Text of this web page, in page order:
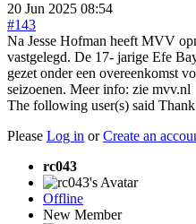
20 Jun 2025 08:54
#143
Na Jesse Hofman heeft MVV
vastgelegd. De 17- jarige Efe
gezet onder een overeenkomst
seizoenen. Meer info: zie mvv.nl
The following user(s) said
Please Log in orCreate an
rc043
Offline
New Member